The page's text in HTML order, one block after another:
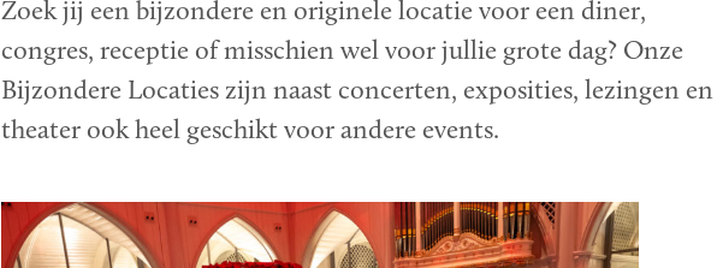
Zoek jij een bijzondere en originele locatie voor een diner,
congres, receptie of misschien wel voor jullie grote dag? Onze
Bijzondere Locaties zijn naast concerten, exposities, lezingen en
theater ook heel geschikt voor andere events.